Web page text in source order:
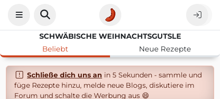
SCHWÄBISCHE WEIHNACHTSGUTSLE
Beliebt
Neue Rezepte
Schließe dich uns an in 5 Sekunden - sammle und
füge Rezepte hinzu, melde neue Blogs, diskutiere im
Forum und schalte die Werbung aus 😄